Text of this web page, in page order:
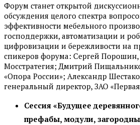
Форум станет открытой
обсуждения целого спектра
эффективности мебельного
господдержки, автоматизации и
цифровизации и бережливости на
спикеров форума: Сергей Порошин,
Мосстратегия; Дмитрий
«Опора России»; Александр
генеральный директор, ЗАО
Сессия «Будущее
префабы, модули,